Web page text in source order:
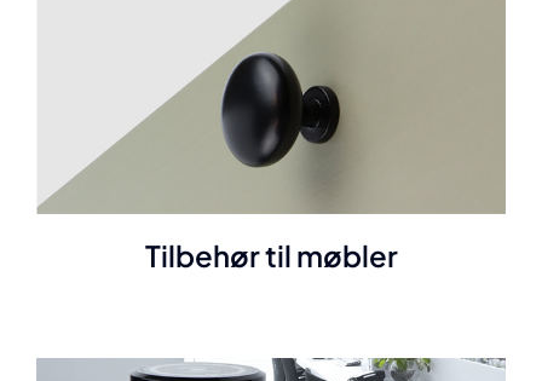
Tilbehør til møbler